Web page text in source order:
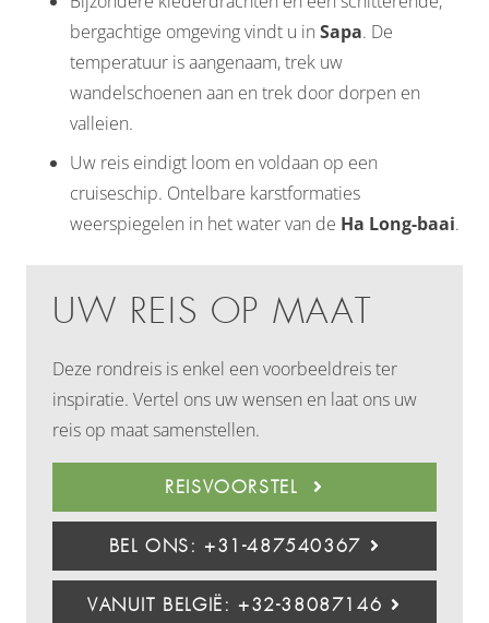
bergachtige omgeving vindt u in Sapa. De
temperatuur is aangenaam, trek uw
wandelschoenen aan en trek door dorpen en
valleien.
Uw reis eindigt loom en voldaan op een
cruiseschip. Ontelbare karstformaties
weerspiegelen in het water van de Ha Long-baai.
UW REIS OP MAAT
Deze rondreis is enkel een voorbeeldreis ter
inspiratie. Vertel ons uw wensen en laat ons uw
reis op maat samenstellen.
REISVOORSTEL
BEL ONS: +31-487540367
VANUIT BELGIË: +32-38087146